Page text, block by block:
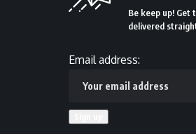
Be keep up!
delivered
Email address: